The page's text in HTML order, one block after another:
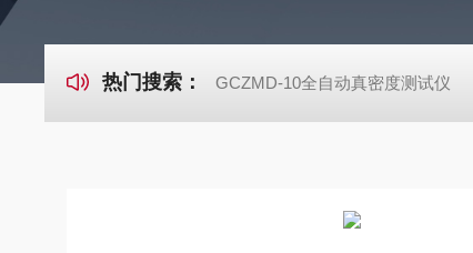
热门搜索： GCZMD-10全自动真密度测试仪